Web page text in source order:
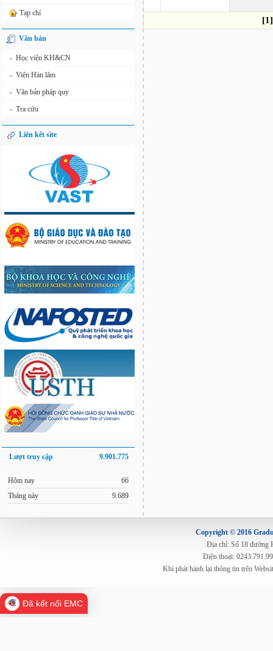
Tạp chí
Văn bản
» Học viện KH&CN
» Viện Hàn lâm
» Văn bản pháp quy
» Tra cứu
Liên kết site
Lượt truy cập 9.901.775
Hôm nay
Tháng này
66
9.689
[1]
Copyright © 2016
Địa chỉ: Số 18 đường
Điện thoại:
Khi phát hành lại thông tin trên
Đã kết nối EMC